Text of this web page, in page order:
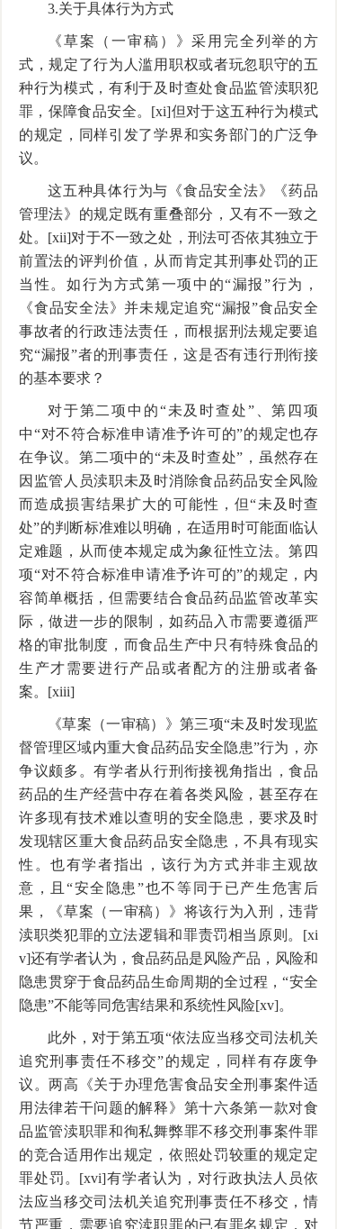
3.关于具体行为方式
《草案（一审稿）》采用完全列举的方
式，规定了行为人滥用职权或者玩忽职守的五
种行为模式，有利于及时查处食品监管渎职犯
罪，保障食品安全。[xi]但对于这五种行为模式
的规定，同样引发了学界和实务部门的广泛争
议。
这五种具体行为与《食品安全法》《药品
管理法》的规定既有重叠部分，又有不一致之
处。[xii]对于不一致之处，刑法可否依其独立于
前置法的评判价值，从而肯定其刑事处罚的正
当性。如行为方式第一项中的“漏报”行为，
《食品安全法》并未规定追究“漏报”食品安全
事故者的行政违法责任，而根据刑法规定要追
究“漏报”者的刑事责任，这是否有违行刑衔接
的基本要求？
对于第二项中的“未及时查处”、第四项
中“对不符合标准申请准予许可的”的规定也存
在争议。第二项中的“未及时查处”，虽然存在
因监管人员渎职未及时消除食品药品安全风险
而造成损害结果扩大的可能性，但“未及时查
处”的判断标准难以明确，在适用时可能面临认
定难题，从而使本规定成为象征性立法。第四
项“对不符合标准申请准予许可的”的规定，内
容简单概括，但需要结合食品药品监管改革实
际，做进一步的限制，如药品入市需要遵循严
格的审批制度，而食品生产中只有特殊食品的
生产才需要进行产品或者配方的注册或者备
案。[xiii]
《草案（一审稿）》第三项“未及时发现监
督管理区域内重大食品药品安全隐患”行为，亦
争议颇多。有学者从行刑衔接视角指出，食品
药品的生产经营中存在着各类风险，甚至存在
许多现有技术难以查明的安全隐患，要求及时
发现辖区重大食品药品安全隐患，不具有现实
性。也有学者指出，该行为方式并非主观故
意，且“安全隐患”也不等同于已产生危害后
果，《草案（一审稿）》将该行为入刑，违背
渎职类犯罪的立法逻辑和罪责罚相当原则。[xi
v]还有学者认为，食品药品是风险产品，风险和
隐患贯穿于食品药品生命周期的全过程，“安全
隐患”不能等同危害结果和系统性风险[xv]。
此外，对于第五项“依法应当移交司法机关
追究刑事责任不移交”的规定，同样有存废争
议。两高《关于办理危害食品安全刑事案件适
用法律若干问题的解释》第十六条第一款对食
品监管渎职罪和徇私舞弊罪不移交刑事案件罪
的竞合适用作出规定，依照处罚较重的规定定
罪处罚。[xvi]有学者认为，对行政执法人员依
法应当移交司法机关追究刑事责任不移交，情
节严重，需要追究渎职罪的已有罪名规定，对